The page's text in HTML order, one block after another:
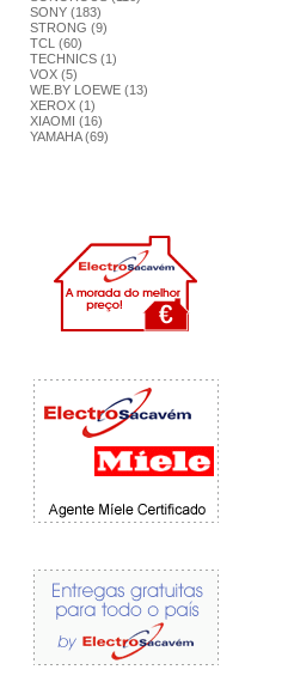
SONY (183)
STRONG (9)
TCL (60)
TECHNICS (1)
VOX (5)
WE.BY LOEWE (13)
XEROX (1)
XIAOMI (16)
YAMAHA (69)